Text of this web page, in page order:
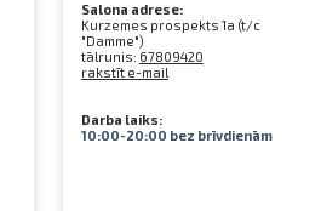
Salona adrese:
Kurzemes prospekts 1a (t/c
"Damme")
tālrunis: 67809420
rakstīt e-mail
Darba laiks:
10:00-20:00 bez brīvdienām